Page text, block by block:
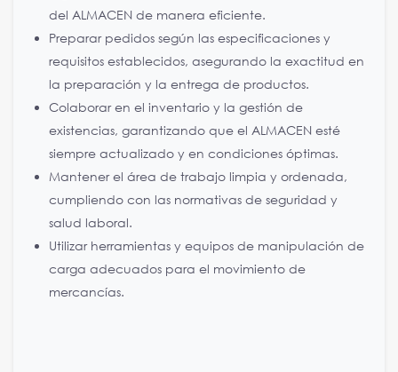
del ALMACEN de manera eficiente.
Preparar pedidos según las especificaciones y
requisitos establecidos, asegurando la exactitud en
la preparación y la entrega de productos.
Colaborar en el inventario y la gestión de
existencias, garantizando que el ALMACEN esté
siempre actualizado y en condiciones óptimas.
Mantener el área de trabajo limpia y ordenada,
cumpliendo con las normativas de seguridad y
salud laboral.
Utilizar herramientas y equipos de manipulación de
carga adecuados para el movimiento de
mercancías.